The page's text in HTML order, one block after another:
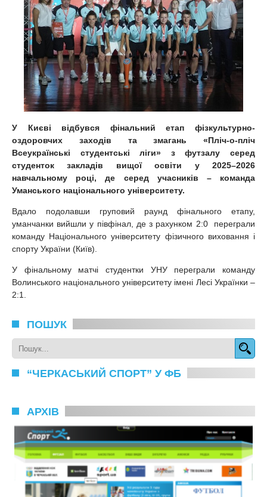
У Києві відбувся фінальний етап фізкультурно-
оздоровчих заходів та змагань «Пліч-о-пліч
Всеукраїнські студентські ліги» з футзалу серед
студенток закладів вищої освіти у 2025–2026
навчальному році, де серед учасників – команда
Уманського національного університету.
Вдало подолавши груповий раунд фінального етапу,
уманчанки вийшли у півфінал, де з рахунком 2:0 переграли
команду Національного університету фізичного виховання і
спорту України (Київ).
У фінальному матчі студентки УНУ переграли команду
Волинського національного університету імені Лесі Українки –
2:1.
ПОШУК
“ЧЕРКАСЬКИЙ СПОРТ” У ФБ
АРХІВ